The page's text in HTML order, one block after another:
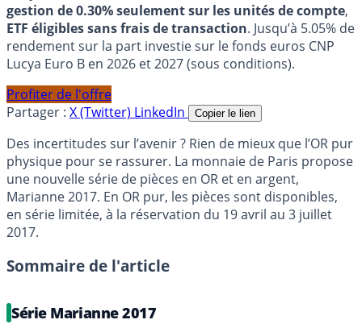
gestion de 0.30% seulement sur les unités de compte,
ETF éligibles sans frais de transaction. Jusqu’à 5.05% de
rendement sur la part investie sur le fonds euros CNP
Lucya Euro B en 2026 et 2027 (sous conditions).
Profiter de l'offre
Partager : X (Twitter) LinkedIn Copier le lien
Des incertitudes sur l’avenir ? Rien de mieux que l’OR pur
physique pour se rassurer. La monnaie de Paris propose
une nouvelle série de pièces en OR et en argent,
Marianne 2017. En OR pur, les pièces sont disponibles,
en série limitée, à la réservation du 19 avril au 3 juillet
2017.
Sommaire de l'article
Série Marianne 2017